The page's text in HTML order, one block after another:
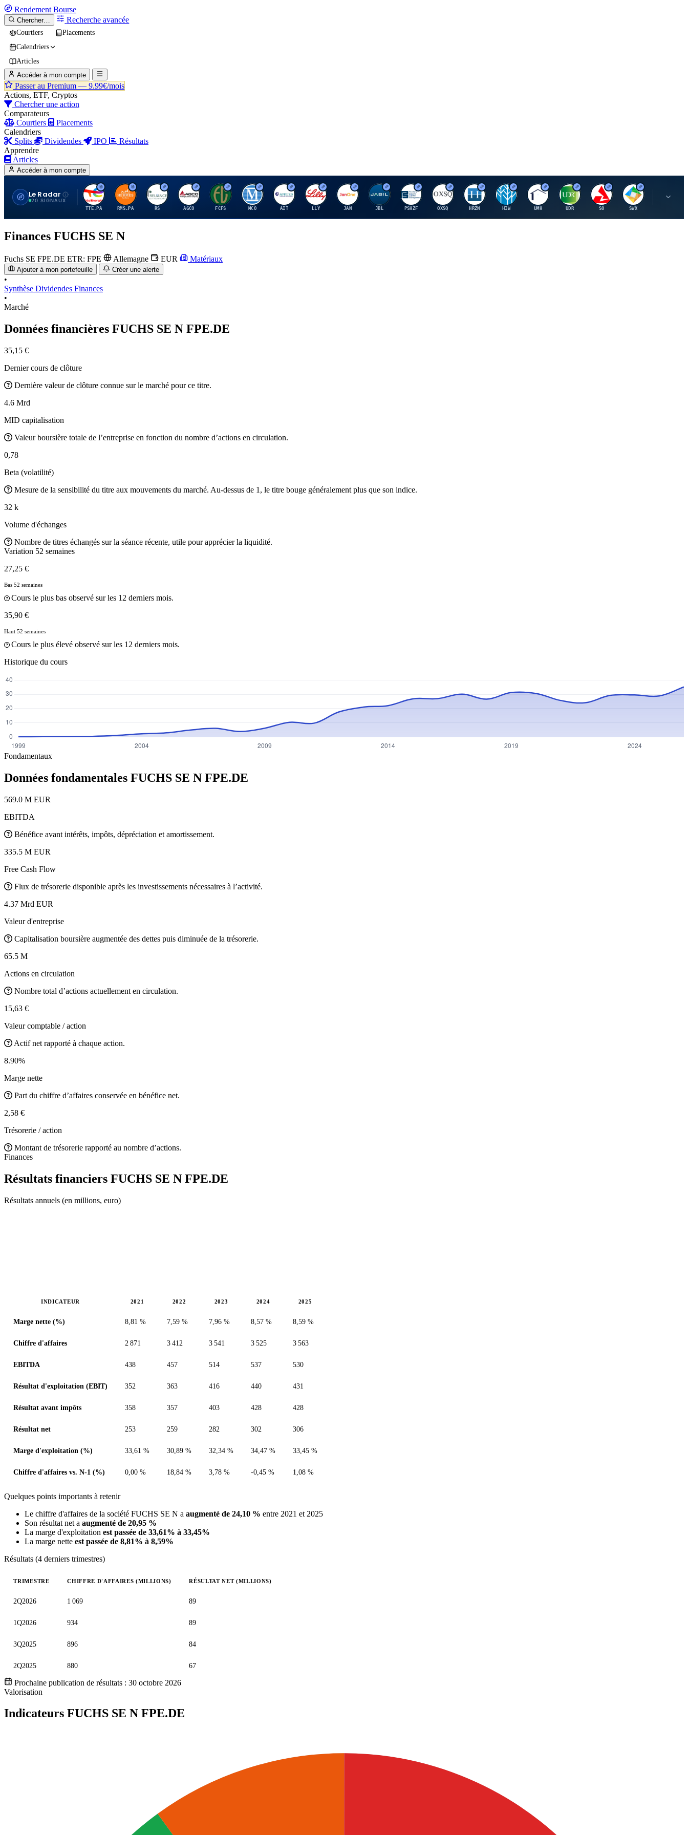
Rendement Bourse
Chercher… Recherche avancée
Courtiers
Placements
Calendriers
Articles
Accéder à mon compte
Passer au Premium — 9.99€/mois
Actions, ETF, Cryptos
Chercher une action
Comparateurs
Courtiers
Placements
Calendriers
Splits
Dividendes IPO
Résultats
Apprendre
Articles
Accéder à mon compte
Le Radar
20 SIGNAUX
T
TTE.PA
H
RMS.PA
R
RS
A
AGCO
F
FCFS
M
MCO
A
AIT
E
LLY
J
JAN
J
JBL
P
PSHZF
O
OXSQ
H
HRZN
H
HIW
U
UMH
U
UDR
S
SO
S
SWX
S
Finances FUCHS SE N
Fuchs SE FPE.DE ETR: FPE Allemagne EUR Matériaux
Ajouter à mon portefeuille Créer une alerte
•
Synthèse Dividendes Finances
•
Marché
Données financières FUCHS SE N FPE.DE
35,15 €
Dernier cours de clôture
Dernière valeur de clôture connue sur le marché pour ce titre.
4.6 Mrd
MID capitalisation
Valeur boursière totale de l’entreprise en fonction du nombre d’actions en circulation.
0,78
Beta (volatilité)
Mesure de la sensibilité du titre aux mouvements du marché. Au-dessus de 1, le titre bouge généralement plus que son indice.
32 k
Volume d'échanges
Nombre de titres échangés sur la séance récente, utile pour apprécier la liquidité.
Variation 52 semaines
27,25 €
Bas 52 semaines
Cours le plus bas observé sur les 12 derniers mois.
35,90 €
Haut 52 semaines
Cours le plus élevé observé sur les 12 derniers mois.
Historique du cours
Fondamentaux
Données fondamentales FUCHS SE N FPE.DE
569.0 M EUR
EBITDA
Bénéfice avant intérêts, impôts, dépréciation et amortissement.
335.5 M EUR
Free Cash Flow
Flux de trésorerie disponible après les investissements nécessaires à l’activité.
4.37 Mrd EUR
Valeur d'entreprise
Capitalisation boursière augmentée des dettes puis diminuée de la trésorerie.
65.5 M
Actions en circulation
Nombre total d’actions actuellement en circulation.
15,63 €
Valeur comptable / action
Actif net rapporté à chaque action.
8.90%
Marge nette
Part du chiffre d’affaires conservée en bénéfice net.
2,58 €
Trésorerie / action
Montant de trésorerie rapporté au nombre d’actions.
Finances
Résultats financiers FUCHS SE N FPE.DE
Résultats annuels (en millions, euro)
INDICATEUR 2021 2022 2023 2024 2025
Marge nette (%) 8,81 % 7,59 % 7,96 % 8,57 % 8,59 %
Chiffre d'affaires 2 871 3 412 3 541 3 525 3 563
EBITDA 438 457 514 537 530
Résultat d'exploitation (EBIT) 352 363 416 440 431
Résultat avant impôts 358 357 403 428 428
Résultat net 253 259 282 302 306
Marge d'exploitation (%) 33,61 % 30,89 % 32,34 % 34,47 % 33,45 %
Chiffre d'affaires vs. N-1 (%) 0,00 % 18,84 % 3,78 % -0,45 % 1,08 %
Quelques points importants à retenir
Le chiffre d'affaires de la société FUCHS SE N a augmenté de 24,10 % entre 2021 et 2025
Son résultat net a augmenté de 20,95 %
La marge d'exploitation est passée de 33,61% à 33,45%
La marge nette est passée de 8,81% à 8,59%
Résultats (4 derniers trimestres)
TRIMESTRE CHIFFRE D'AFFAIRES (MILLIONS) RÉSULTAT NET (MILLIONS)
2Q2026 1 069 89
1Q2026 934 89
3Q2025 896 84
2Q2025 880 67
Prochaine publication de résultats : 30 octobre 2026
Valorisation
Indicateurs FUCHS SE N FPE.DE